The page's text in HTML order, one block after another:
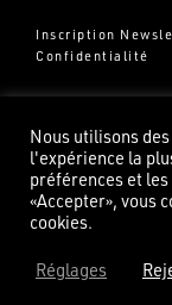
Inscription
Confidentialité
Groupe
82100
©2026 Pierredeplan
Nous utilisons
l'expérience la
préférences et
«Accepter», vous
cookies.
Réglages